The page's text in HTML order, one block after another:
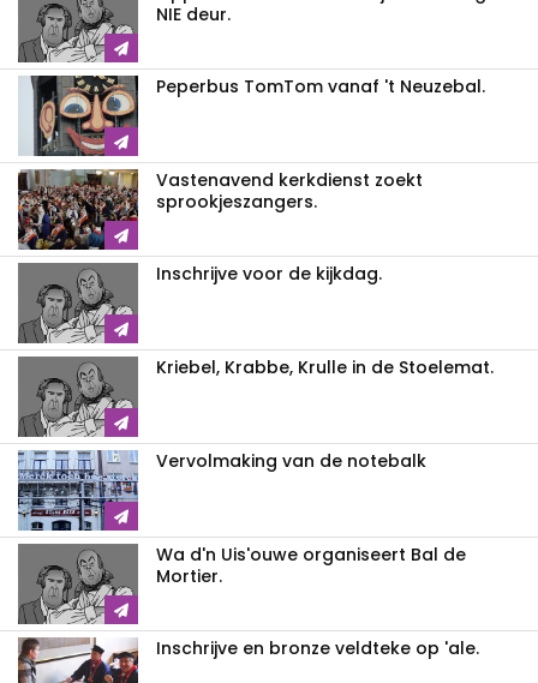
NIE deur.
Peperbus TomTom vanaf 't Neuzebal.
Vastenavend kerkdienst zoekt
sprookjeszangers.
Inschrijve voor de kijkdag.
Kriebel, Krabbe, Krulle in de Stoelemat.
Vervolmaking van de notebalk
Wa d'n Uis'ouwe organiseert Bal de
Mortier.
Inschrijve en bronze veldteke op 'ale.